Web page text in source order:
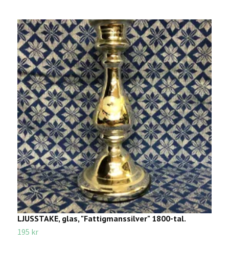
LJUSSTAKE, glas, "Fattigmanssilver" 1800-tal.
195 kr